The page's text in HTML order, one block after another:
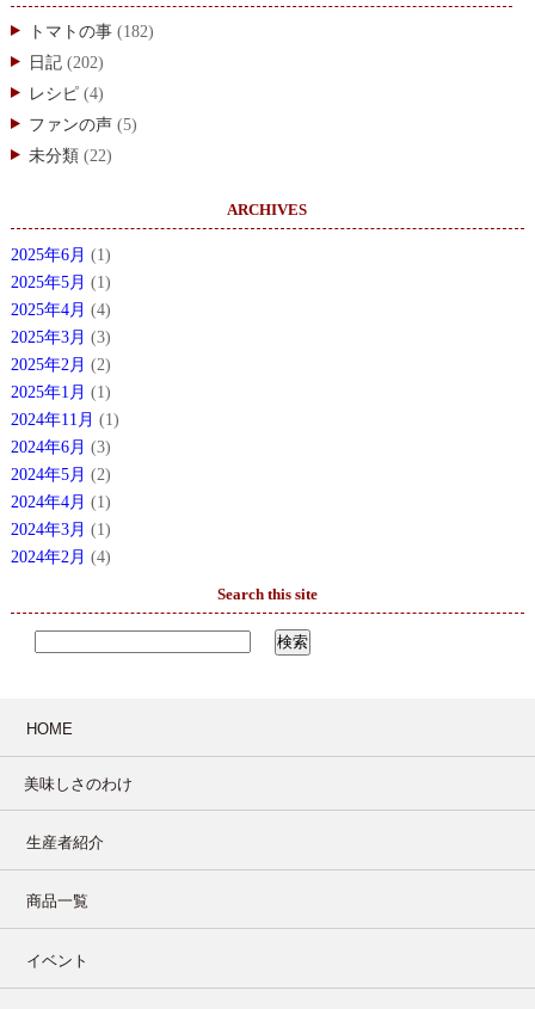
トマトの事(182)
日記(202)
レシピ(4)
ファンの声(5)
未分類 (22)
ARCHIVES
2025年6月 (1)
2025年5月 (1)
2025年4月 (4)
2025年3月 (3)
2025年2月 (2)
2025年1月 (1)
2024年11月 (1)
2024年6月 (3)
2024年5月 (2)
2024年4月 (1)
2024年3月 (1)
2024年2月 (4)
Search this site
HOME
美味しさのわけ
生産者紹介
商品一覧
イベント